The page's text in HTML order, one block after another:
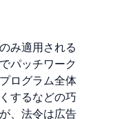
み適用される
パッチワーク
ログラム全体
するなどの巧
、法令は広告